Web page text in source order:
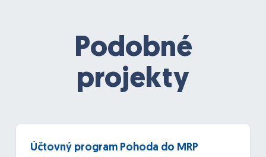
Podobné
projekty
Účtovný program Pohoda do MRP